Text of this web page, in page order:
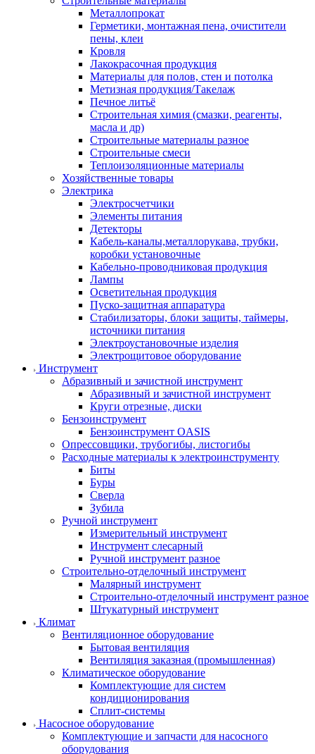
Металлопрокат
Герметики, монтажная пена, очистители
пены, клеи
Кровля
Лакокрасочная продукция
Материалы для полов, стен и потолка
Метизная продукция/Такелаж
Печное литьё
Строительная химия (смазки, реагенты,
масла и др)
Строительные материалы разное
Строительные смеси
Теплоизоляционные материалы
Хозяйственные товары
Электрика
Электросчетчики
Элементы питания
Детекторы
Кабель-каналы,металлорукава, трубки,
коробки установочные
Кабельно-проводниковая продукция
Лампы
Осветительная продукция
Пуско-защитная аппаратура
Стабилизаторы, блоки защиты, таймеры,
источники питания
Электроустановочные изделия
Электрощитовое оборудование
Инструмент
Абразивный и зачистной инструмент
Абразивный и зачистной инструмент
Круги отрезные, диски
Бензоинструмент
Бензоинструмент OASIS
Опрессовщики, трубогибы, листогибы
Расходные материалы к электроинструменту
Биты
Буры
Сверла
Зубила
Ручной инструмент
Измерительный инструмент
Инструмент слесарный
Ручной инструмент разное
Строительно-отделочный инструмент
Малярный инструмент
Строительно-отделочный инструмент разное
Штукатурный инструмент
Климат
Вентиляционное оборудование
Бытовая вентиляция
Вентиляция заказная (промышленная)
Климатическое оборудование
Комплектующие для систем
кондиционирования
Сплит-системы
Насосное оборудование
Комплектующие и запчасти для насосного
оборудования